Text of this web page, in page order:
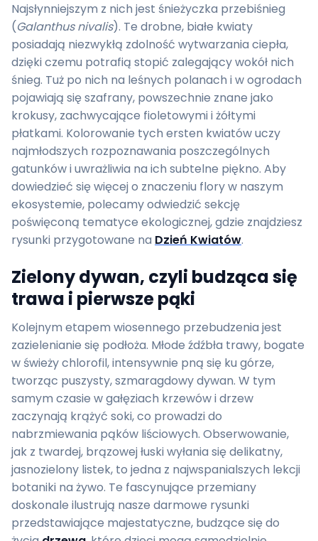
Najsłynniejszym z nich jest śnieżyczka przebiśnieg
(Galanthus nivalis). Te drobne, białe kwiaty
posiadają niezwykłą zdolność wytwarzania ciepła,
dzięki czemu potrafią stopić zalegający wokół nich
śnieg. Tuż po nich na leśnych polanach i w ogrodach
pojawiają się szafrany, powszechnie znane jako
krokusy, zachwycające fioletowymi i żółtymi
płatkami. Kolorowanie tych ersten kwiatów uczy
najmłodszych rozpoznawania poszczególnych
gatunków i uwrażliwia na ich subtelne piękno. Aby
dowiedzieć się więcej o znaczeniu flory w naszym
ekosystemie, polecamy odwiedzić sekcję
poświęconą tematyce ekologicznej, gdzie znajdziesz
rysunki przygotowane na Dzień Kwiatów.
Zielony dywan, czyli budząca się
trawa i pierwsze pąki
Kolejnym etapem wiosennego przebudzenia jest
zazielenianie się podłoża. Młode źdźbła trawy, bogate
w świeży chlorofil, intensywnie pną się ku górze,
tworząc puszysty, szmaragdowy dywan. W tym
samym czasie w gałęziach krzewów i drzew
zaczynają krążyć soki, co prowadzi do
nabrzmiewania pąków liściowych. Obserwowanie,
jak z twardej, brązowej łuski wyłania się delikatny,
jasnozielony listek, to jedna z najwspanialszych lekcji
botaniki na żywo. Te fascynujące przemiany
doskonale ilustrują nasze darmowe rysunki
przedstawiające majestatyczne, budzące się do